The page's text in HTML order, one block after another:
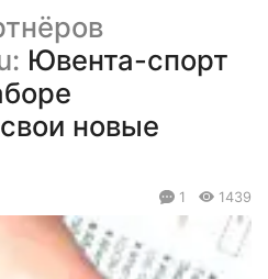
Ювента-спорт
новые
1 1439